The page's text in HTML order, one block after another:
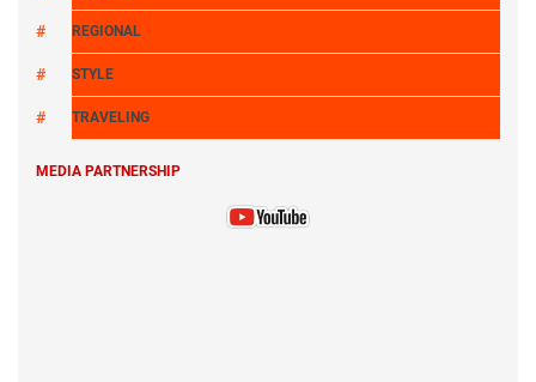
REGIONAL
STYLE
TRAVELING
MEDIA PARTNERSHIP